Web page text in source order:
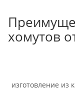
хомутов
изготовление из